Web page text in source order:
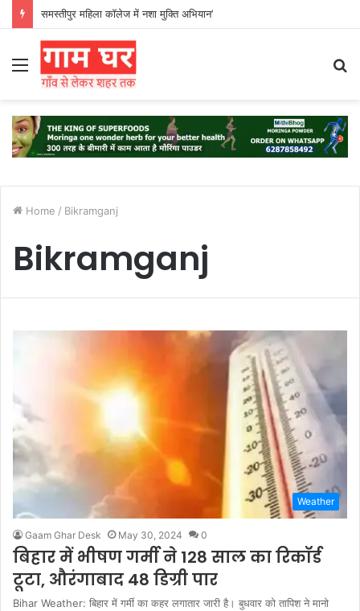
समस्तीपुर महिला कॉलेज में नशा मुक्ति अभियान’
Menu
Home / Bikramganj
Bikramganj
Weather
Gaam Ghar Desk May 30, 2024 0
बिहार में भीषण गर्मी ने 128 साल का रिकॉर्ड
टूटा, औरंगाबाद 48 डिग्री पार
Bihar Weather: बिहार में गर्मी का कहर लगातार जारी है। बुधवार को तापिश ने मानो